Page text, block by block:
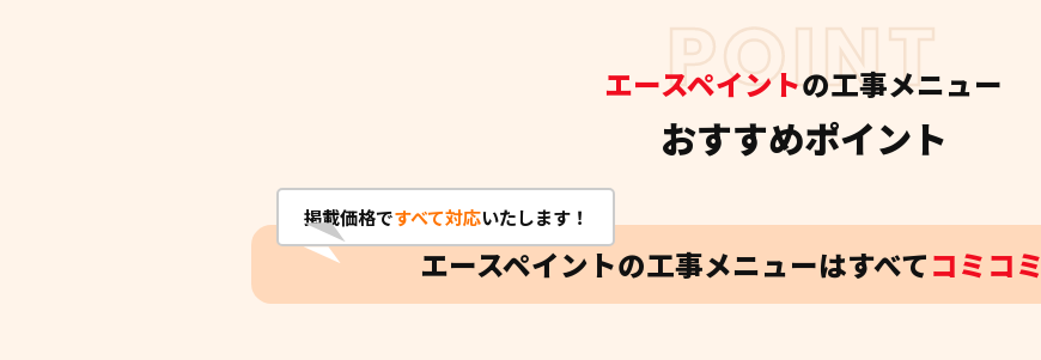
POINT
エースペイントの工事メニュー
おすすめポイント
掲載価格ですべて対応いたします！
エースペイントの工事メニューはすべてコミコミ